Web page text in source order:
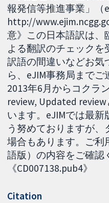
報発信等推進事業」（
http://
意》この日本語訳は、
よる翻訳のチェックを
訳語の間違いなどお気
ら、eJIM事務局までご
2013年6月からコクラ
review, Updated
います。eJIMでは最新
う努めておりますが
場合もあります。ご利
語版）の内容をご確認
《CD007138.pub4》
Citation